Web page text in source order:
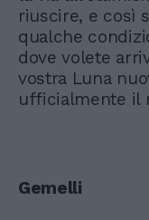
riuscire, e così
qualche
dove volete
vostra Luna
ufficialmente il
Gemelli